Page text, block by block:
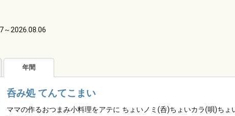
東北
～2026.08.06
年間
呑み処 てんてこまい
ママの作るおつまみ小料理をアテに ちょいノミ(呑)ちょいカラ(唄)ち